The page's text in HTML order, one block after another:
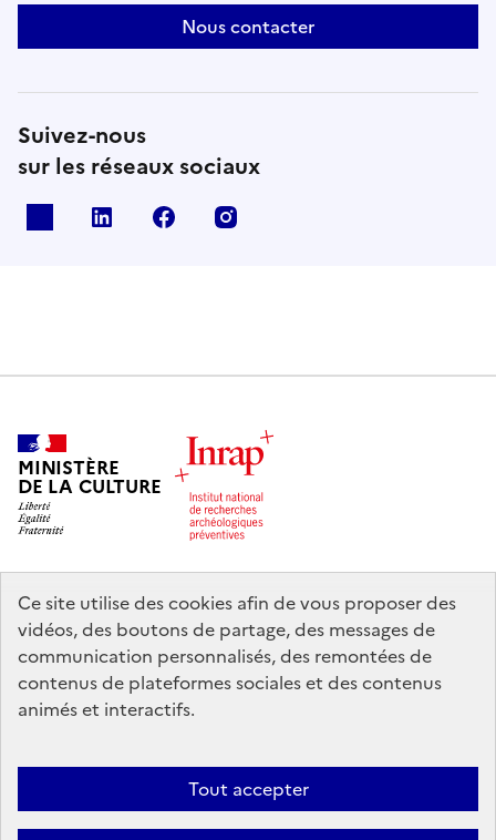
Ce site utilise des cookies afin de vous proposer des
vidéos, des boutons de partage, des messages de
communication personnalisés, des remontées de
contenus de plateformes sociales et des contenus
animés et interactifs.
Tout accepter
Nous contacter
Suivez-nous
sur les réseaux sociaux
Linkedin Facebook
MINISTÈRE
DE LA CULTURE
legifrance.gouv.fr
info.gouv.fr
service-public.gouv.fr
data.gouv.fr
Nous contacter Mentions légales
Accessibilité : partiellement
Politique d’utilisation des témoins de connexion (cookies)